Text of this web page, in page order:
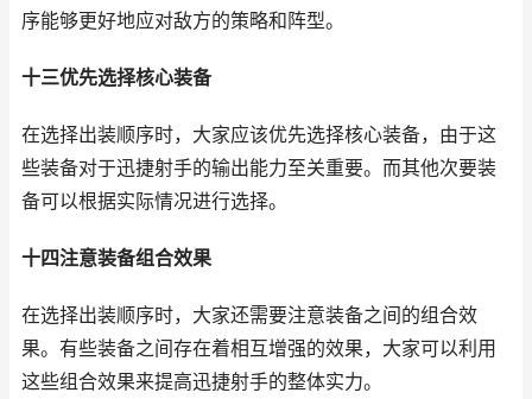
序能够更好地应对敌方的策略和阵型。
十三优先选择核心装备
在选择出装顺序时，大家应该优先选择核心装备，由于这
些装备对于迅捷射手的输出能力至关重要。而其他次要装
备可以根据实际情况进行选择。
十四注意装备组合效果
在选择出装顺序时，大家还需要注意装备之间的组合效
果。有些装备之间存在着相互增强的效果，大家可以利用
这些组合效果来提高迅捷射手的整体实力。